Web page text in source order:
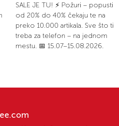
SALE JE TU! ⚡ Požuri – popusti
od 20% do 40% čekaju te na
preko 10.000 artikala. Sve što ti
treba za telefon – na jednom
mestu. 📅 15.07–15.08.2026.